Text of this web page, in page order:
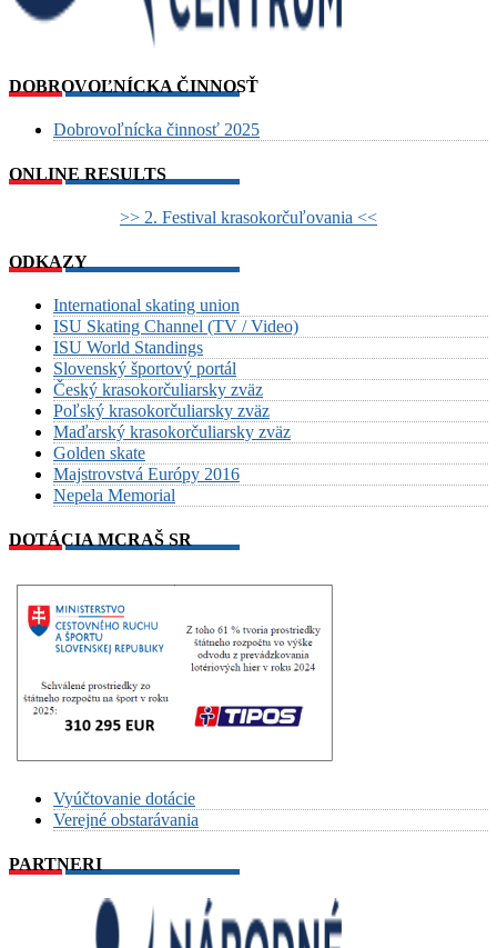
DOBROVOĽNÍCKA ČINNOSŤ
Dobrovoľnícka činnosť 2025
ONLINE RESULTS
>> 2. Festival krasokorčuľovania <<
ODKAZY
International skating union
ISU Skating Channel (TV / Video)
ISU World Standings
Slovenský športový portál
Český krasokorčuliarsky zväz
Poľský krasokorčuliarsky zväz
Maďarský krasokorčuliarsky zväz
Golden skate
Majstrovstvá Európy 2016
Nepela Memorial
DOTÁCIA MCRAŠ SR
Vyúčtovanie dotácie
Verejné obstarávania
PARTNERI